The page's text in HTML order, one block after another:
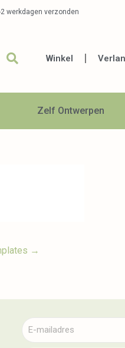
werkdagen verzonden
Winkel
Zelf Ontwerpen
→